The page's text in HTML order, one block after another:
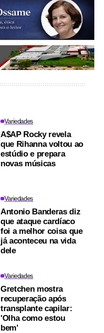
Variedades
A$AP Rocky revela
que Rihanna voltou ao
estúdio e prepara
novas músicas
Variedades
Antonio Banderas diz
que ataque cardíaco
foi a melhor coisa que
já aconteceu na vida
dele
Variedades
Gretchen mostra
recuperação após
transplante capilar:
'Olha como estou
bem'